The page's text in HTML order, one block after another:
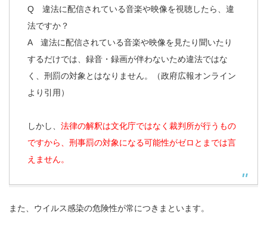
Q 違法に配信されている音楽や映像を視聴したら、違
法ですか？
A 違法に配信されている音楽や映像を見たり聞いたり
するだけでは、録音・録画が伴わないため違法ではな
く、刑罰の対象とはなりません。（政府広報オンライン
より引用）
しかし、 法律の解釈は文化庁ではなく裁判所が行うもの
ですから、刑事罰の対象になる可能性がゼロとまでは言
えません。
また、ウイルス感染の危険性が常につきまといます。